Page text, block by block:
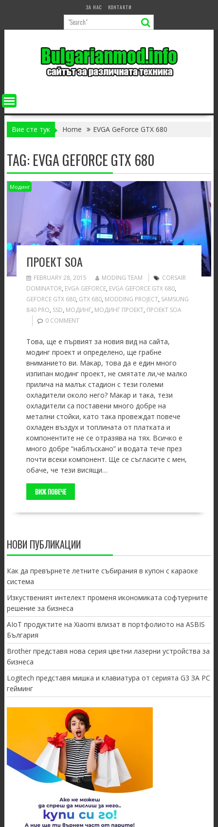
ЗА НАС КОНТАКТИ
Вие сте тук Home EVGA GeForce GTX 680
TAG: EVGA GEFORCE GTX 680
Модинг
ПРОЕКТ SOA
FEBRUARY 28, 2015 MODING TEAM
CORSAIR
DOMINATOR, EVGA GEFORCE, EVGA GEFORCE GTX 680,
GEFORCE GTX 680, GTX 680, MODDING PROJECT, SAMSUNG
840 PRO, SSD, МОДИНГ, МОДИНГ ПРОЕКТ, ПРОЕКТ SOA
0 COMMENT
Това, ще е първият за новия вид на сайта,
модинг проект и определено, ще грабне
вниманието ви. Макар, това да е един много
изпипан модинг проект, не смятате ли,че малко
прилича на малък стадион с тези големи
охладители около него? Макар и така, тези
охладители са поставени много добре на
метални стойки, като така провеждат повече
охладен въздух и топлината от платката и
компонентите не се отразява на тях. Всичко е
много добре “наблъскано” и водата тече през
почти всеки компонент. Ще се съгласите с мен,
обаче, че тези висящи…
ВИЖ ПОВЕЧЕ
НОВИ ПУБЛИКАЦИИ
Как да превърнете летните събирания в купон с караоке
система
Изкуственият интелект променя икономиката софтуерните
решение за бизнеса
AIoT продуктите на Xiaomi влизат в портфолиото на ASBIS
България
Brother представя нова серия цветни лазерни устройства за
бизнеса
Logitech представя мишка и клавиатура от серията G3 ЗА PC
гейминг